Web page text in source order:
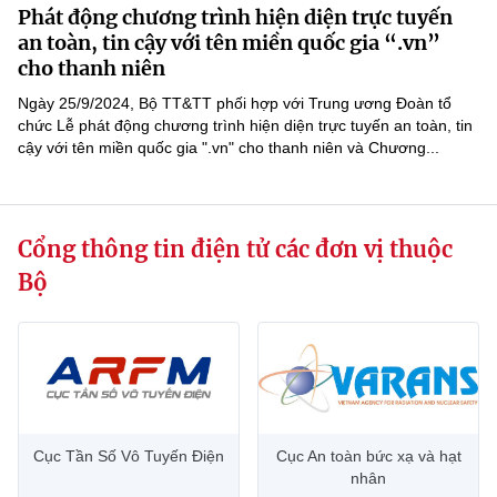
Sở Khoa học và Công nghệ
Chuyển đổi số
Sở hữu trí tuệ
Năng lượng nguyên tử
Tin địa phương
Văn bản QPPL
Văn bản chỉ đạo điều hành
Lấy ý kiến người dân về dự thảo VBQPPL
MST IOFFICE
THỐNG KÊ
Khoa học và Công nghệ
Chuyển đổi số
Bưu chính, Viễn thông
Tiêu chuẩn, đo lường, chất lượng
Năng lượng nguyên tử
Multimedia
Videos
Nhiệm vụ trọng tâm
Phát động chương trình hiện diện trực tuyến
an toàn, tin cậy với tên miền quốc gia “.vn”
cho thanh niên
Ngày 25/9/2024, Bộ TT&TT phối hợp với Trung ương Đoàn tổ
chức Lễ phát động chương trình hiện diện trực tuyến an toàn, tin
cậy với tên miền quốc gia ".vn" cho thanh niên và Chương...
Cổng thông tin điện tử các đơn vị thuộc
Bộ
Cục Tần Số Vô Tuyến Điện
Cục An toàn bức xạ và hạt
nhân